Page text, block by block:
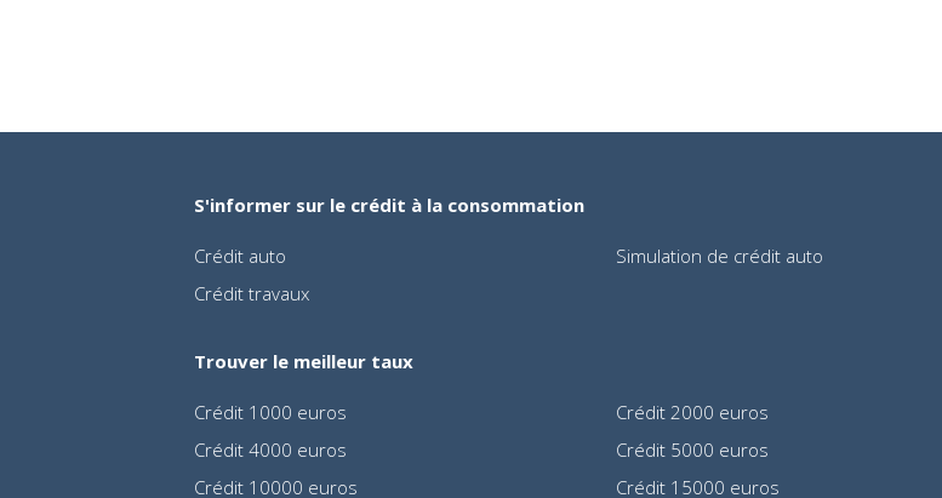
S'informer sur le crédit à la consommation
Crédit auto Simulation de crédit auto
Crédit travaux
Trouver le meilleur taux
Crédit 1000 euros Crédit 2000 euros
Crédit 4000 euros
Crédit 5000 euros
Crédit 10000 euros
Crédit 15000 euros